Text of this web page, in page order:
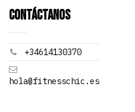
Contáctanos
+34614130370
hola@fitnesschic.es